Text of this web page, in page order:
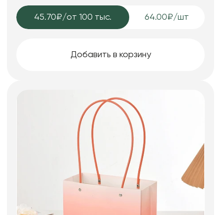
45.70₽/от 100 тыс. 64.00₽/шт
Добавить в корзину